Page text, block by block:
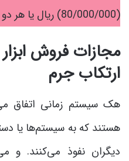
(80/000/000) ریال یا هر دو مجازات محکوم خواهد شد.
مجازات فروش
ارتکاب جرم
هک سیستم زمانی اتفاق
هستند که به سیستم‌ها یا
دیگران نفوذ می‌کنند. و